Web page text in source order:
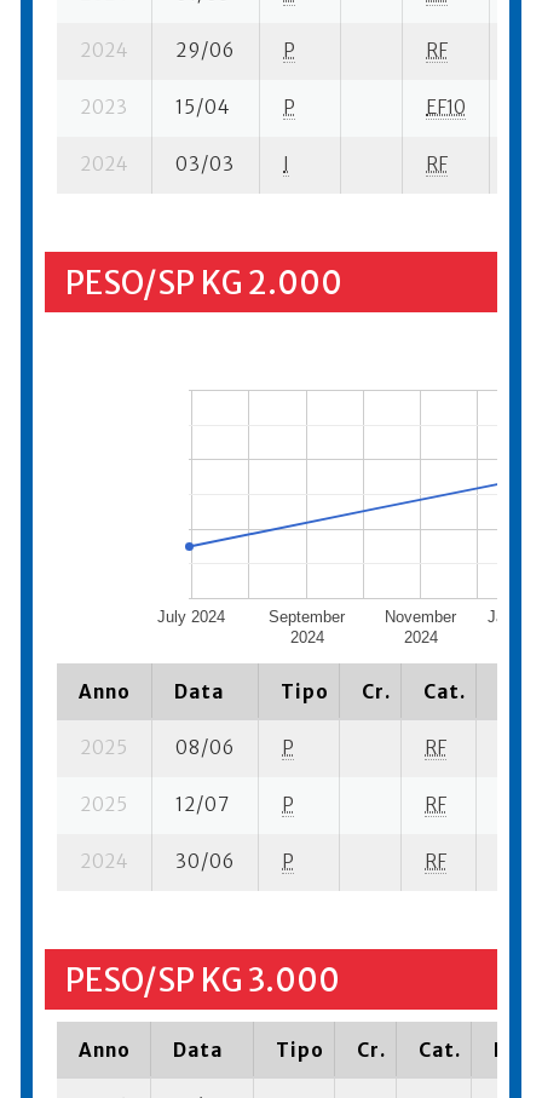
2024 29/06 P RF
2023 15/04 P EF10
2024 03/03 I RF
PESO/SP KG 2.000
July 2024
September
2024
November
2024
Anno Data Tipo Cr. Cat.
2025 08/06 P RF
2025 12/07 P RF
2024 30/06 P RF
PESO/SP KG 3.000
Anno Data Tipo Cr. Cat.